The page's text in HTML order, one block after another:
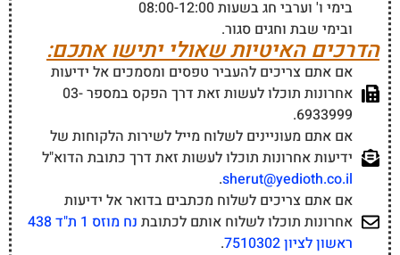
בימי ו' וערבי חג בשעות 08:00-12:00
ובימי שבת וחגים סגור.
הדרכים האיטיות שאולי יתישו אתכם:
אם אתם צריכים להעביר טפסים ומסמכים אל ידיעות
אחרונות תוכלו לעשות זאת דרך הפקס במספר 03-
6933999.
אם אתם מעוניינים לשלוח מייל לשירות הלקוחות של
ידיעות אחרונות תוכלו לעשות זאת דרך כתובת הדוא"ל
sherut@yedioth.co.il
.
אם אתם צריכים לשלוח מכתבים בדואר אל ידיעות
אחרונות תוכלו לשלוח אותם לכתובת
נח מוזס 1 ת"ד 438
ראשון לציון 7510302
.